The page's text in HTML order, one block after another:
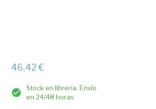
46,42 €
Stock en librería. Envío
en 24/48 horas